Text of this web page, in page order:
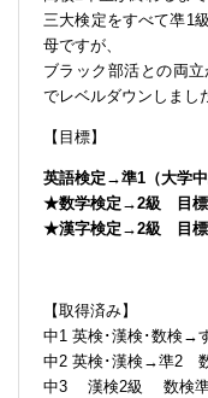
三大検定をすべて凖1
母ですが、
ブラック部活との両
でレベルダウンしまし
【目標】
英語検定→準1（大学中
★数学検定→2級 目標
★漢字検定→2級 目標
【取得済み】
中1 英検･漢検･数検→
中2 英検･漢検→準2
中3 漢検2級 数検準